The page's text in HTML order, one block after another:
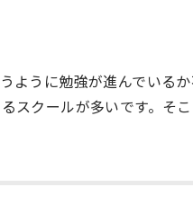
ように勉強が進んでいる
スクールが多いです。そ